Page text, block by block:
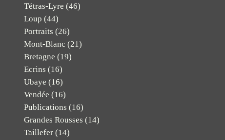
Tétras-Lyre (46)
Loup (44)
Portraits (26)
Mont-Blanc (21)
Bretagne (19)
Ecrins (16)
Ubaye (16)
Vendée (16)
Publications (16)
Grandes Rousses (14)
Taillefer (14)